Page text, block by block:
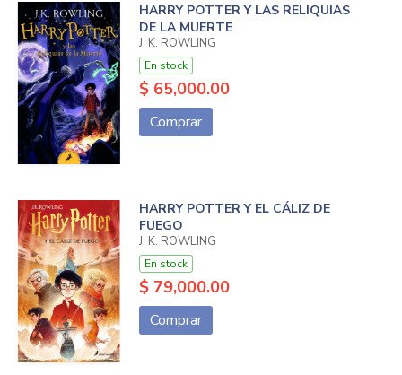
HARRY POTTER Y LAS RELIQUIAS
DE LA MUERTE
J. K. ROWLING
En stock
$ 65,000.00
Comprar
HARRY POTTER Y EL CÁLIZ DE
FUEGO
J. K. ROWLING
En stock
$ 79,000.00
Comprar